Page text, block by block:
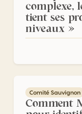
complexe,
tient ses
niveaux »
Comité Sauvignon
Comment